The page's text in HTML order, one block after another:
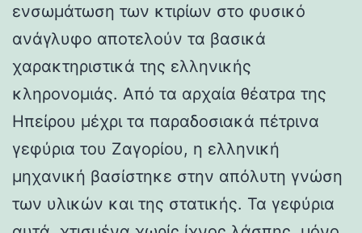
ενσωμάτωση των κτιρίων στο φυσικό
ανάγλυφο αποτελούν τα βασικά
χαρακτηριστικά της ελληνικής
κληρονομιάς. Από τα αρχαία θέατρα της
Ηπείρου μέχρι τα παραδοσιακά πέτρινα
γεφύρια του Ζαγορίου, η ελληνική
μηχανική βασίστηκε στην απόλυτη γνώση
των υλικών και της στατικής. Τα γεφύρια